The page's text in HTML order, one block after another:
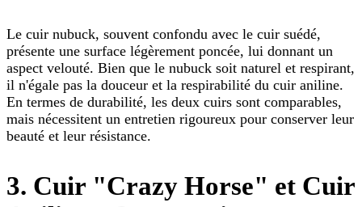
Le cuir nubuck, souvent confondu avec le cuir suédé,
présente une surface légèrement poncée, lui donnant un
aspect velouté. Bien que le nubuck soit naturel et respirant,
il n'égale pas la douceur et la respirabilité du cuir aniline.
En termes de durabilité, les deux cuirs sont comparables,
mais nécessitent un entretien rigoureux pour conserver leur
beauté et leur résistance.
3. Cuir "Crazy Horse" et Cuir